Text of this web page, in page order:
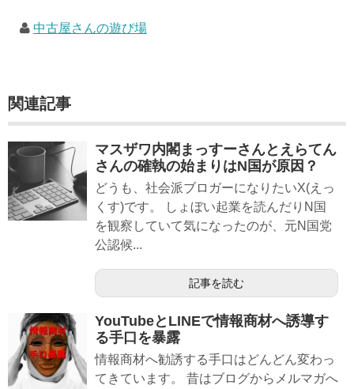
中古屋さんの遊び場
関連記事
マスザワ内閣まっすーさんとえらてん
さんの確執の始まりはN国が原因？
どうも、社会派ブロガーになりたいX(えっ
くす)です。 しょぼい起業を読んだりN国
を観察していて気になったのが、元N国党
公認候...
記事を読む
YouTubeとLINEで情報商材へ誘導す
る手口を暴露
情報商材へ勧誘する手口はどんどん変わっ
てきています。 昔はブログからメルマガへ